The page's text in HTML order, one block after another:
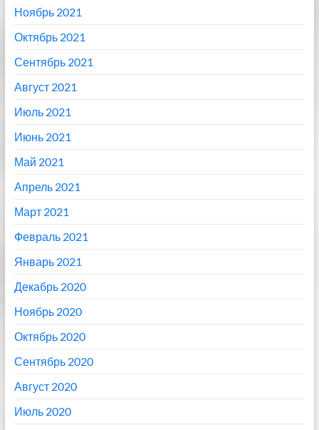
Ноябрь 2021
Октябрь 2021
Сентябрь 2021
Август 2021
Июль 2021
Июнь 2021
Май 2021
Апрель 2021
Март 2021
Февраль 2021
Январь 2021
Декабрь 2020
Ноябрь 2020
Октябрь 2020
Сентябрь 2020
Август 2020
Июль 2020